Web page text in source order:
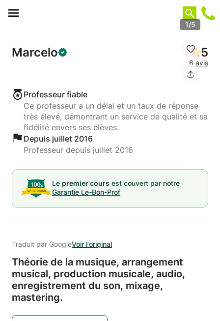
1/5
Marcelo 5
6 avis
Professeur fiable
Ce professeur a un délai et un taux de réponse
très élevé, démontrant un service de qualité et sa
fidélité envers ses élèves.
Depuis juillet 2016
Professeur depuis juillet 2016
Le premier cours est couvert par notre
Garantie Le-Bon-Prof
Traduit par GoogleVoir l'original
Théorie de la musique, arrangement
musical, production musicale, audio,
enregistrement du son, mixage,
mastering.